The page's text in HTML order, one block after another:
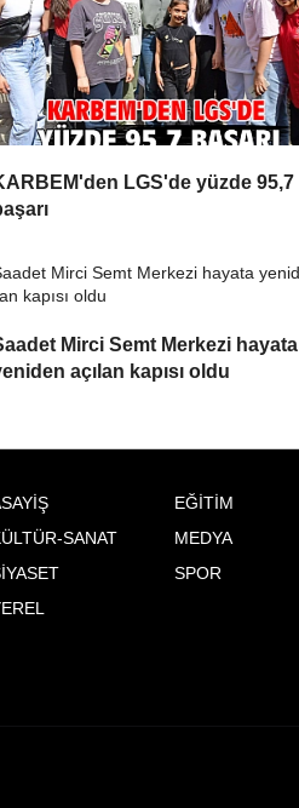
LGS'de yüzde 95,7
Mirci Semt Merkezi hayata
açılan kapısı oldu
EĞİTİM
SANAT
MEDYA
SPOR